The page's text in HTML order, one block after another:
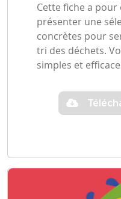
Cette fiche a
présenter une
concrètes pour
tri des déchets.
simples et